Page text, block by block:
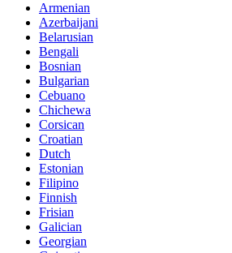
Armenian
Azerbaijani
Belarusian
Bengali
Bosnian
Bulgarian
Cebuano
Chichewa
Corsican
Croatian
Dutch
Estonian
Filipino
Finnish
Frisian
Galician
Georgian